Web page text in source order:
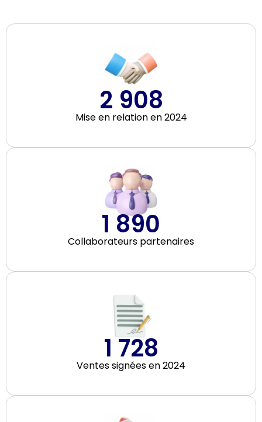
Mise en relation en 2024
2 908
Collaborateurs partenaires
1 890
Ventes signées en 2024
1 728